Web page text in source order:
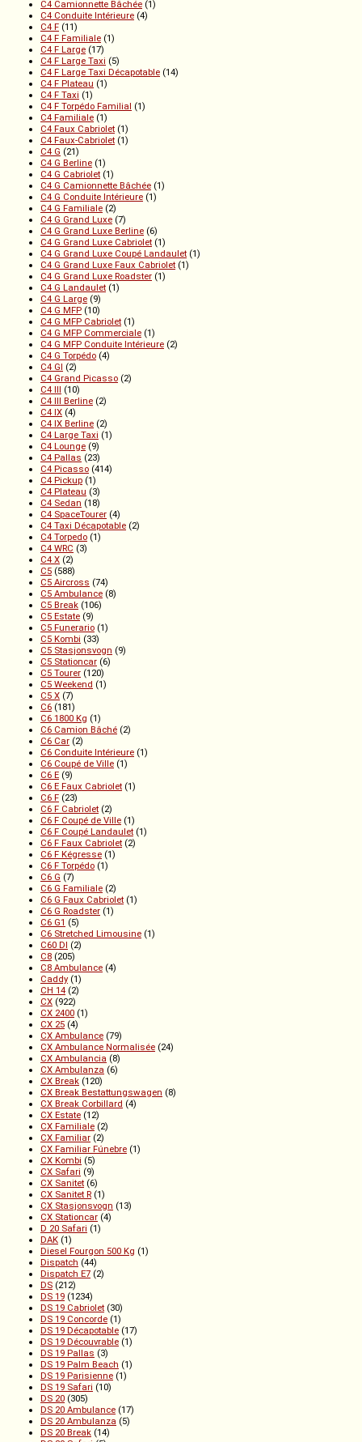
C4 Camionnette Bâchée (1)
C4 Conduite Intérieure (4)
C4 F (11)
C4 F Familiale (1)
C4 F Large (17)
C4 F Large Taxi (5)
C4 F Large Taxi Décapotable (14)
C4 F Plateau (1)
C4 F Taxi (1)
C4 F Torpédo Familial (1)
C4 Familiale (1)
C4 Faux Cabriolet (1)
C4 Faux-Cabriolet (1)
C4 G (21)
C4 G Berline (1)
C4 G Cabriolet (1)
C4 G Camionnette Bâchée (1)
C4 G Conduite Intérieure (1)
C4 G Familiale (2)
C4 G Grand Luxe (7)
C4 G Grand Luxe Berline (6)
C4 G Grand Luxe Cabriolet (1)
C4 G Grand Luxe Coupé Landaulet (1)
C4 G Grand Luxe Faux Cabriolet (1)
C4 G Grand Luxe Roadster (1)
C4 G Landaulet (1)
C4 G Large (9)
C4 G MFP (10)
C4 G MFP Cabriolet (1)
C4 G MFP Commerciale (1)
C4 G MFP Conduite Intérieure (2)
C4 G Torpédo (4)
C4 GI (2)
C4 Grand Picasso (2)
C4 III (10)
C4 III Berline (2)
C4 IX (4)
C4 IX Berline (2)
C4 Large Taxi (1)
C4 Lounge (9)
C4 Pallas (23)
C4 Picasso (414)
C4 Pickup (1)
C4 Plateau (3)
C4 Sedan (18)
C4 SpaceTourer (4)
C4 Taxi Décapotable (2)
C4 Torpedo (1)
C4 WRC (3)
C4 X (2)
C5 (588)
C5 Aircross (74)
C5 Ambulance (8)
C5 Break (106)
C5 Estate (9)
C5 Funerario (1)
C5 Kombi (33)
C5 Stasjonsvogn (9)
C5 Stationcar (6)
C5 Tourer (120)
C5 Weekend (1)
C5 X (7)
C6 (181)
C6 1800 Kg (1)
C6 Camion Bâché (2)
C6 Car (2)
C6 Conduite Intérieure (1)
C6 Coupé de Ville (1)
C6 E (9)
C6 E Faux Cabriolet (1)
C6 F (23)
C6 F Cabriolet (2)
C6 F Coupé de Ville (1)
C6 F Coupé Landaulet (1)
C6 F Faux Cabriolet (2)
C6 F Kégresse (1)
C6 F Torpédo (1)
C6 G (7)
C6 G Familiale (2)
C6 G Faux Cabriolet (1)
C6 G Roadster (1)
C6 G1 (5)
C6 Stretched Limousine (1)
C60 DI (2)
C8 (205)
C8 Ambulance (4)
Caddy (1)
CH 14 (2)
CX (922)
CX 2400 (1)
CX 25 (4)
CX Ambulance (79)
CX Ambulance Normalisée (24)
CX Ambulancia (8)
CX Ambulanza (6)
CX Break (120)
CX Break Bestattungswagen (8)
CX Break Corbillard (4)
CX Estate (12)
CX Familiale (2)
CX Familiar (2)
CX Familiar Fúnebre (1)
CX Kombi (5)
CX Safari (9)
CX Sanitet (6)
CX Sanitet R (1)
CX Stasjonsvogn (13)
CX Stationcar (4)
D 20 Safari (1)
DAK (1)
Diesel Fourgon 500 Kg (1)
Dispatch (44)
Dispatch E7 (2)
DS (212)
DS 19 (1234)
DS 19 Cabriolet (30)
DS 19 Concorde (1)
DS 19 Décapotable (17)
DS 19 Découvrable (1)
DS 19 Pallas (3)
DS 19 Palm Beach (1)
DS 19 Parisienne (1)
DS 19 Safari (10)
DS 20 (305)
DS 20 Ambulance (17)
DS 20 Ambulanza (5)
DS 20 Break (14)